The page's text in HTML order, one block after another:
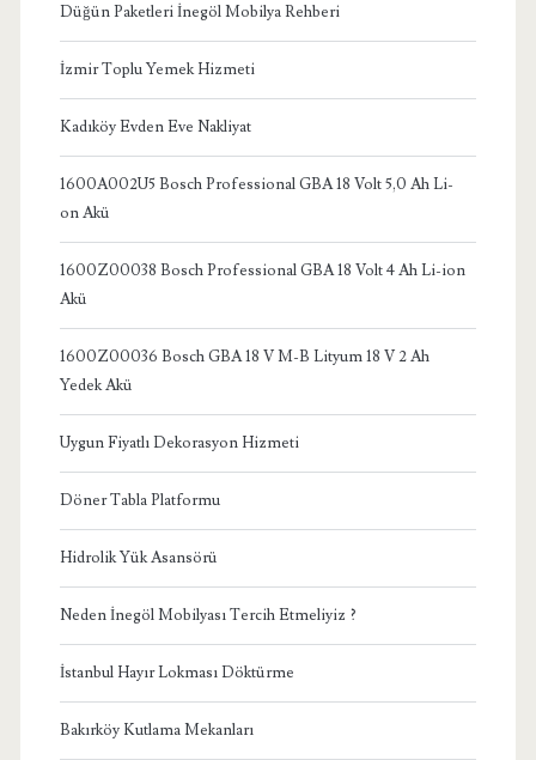
Düğün Paketleri İnegöl Mobilya Rehberi
İzmir Toplu Yemek Hizmeti
Kadıköy Evden Eve Nakliyat
1600A002U5 Bosch Professional GBA 18 Volt 5,0 Ah Li-
on Akü
1600Z00038 Bosch Professional GBA 18 Volt 4 Ah Li-ion
Akü
1600Z00036 Bosch GBA 18 V M-B Lityum 18 V 2 Ah
Yedek Akü
Uygun Fiyatlı Dekorasyon Hizmeti
Döner Tabla Platformu
Hidrolik Yük Asansörü
Neden İnegöl Mobilyası Tercih Etmeliyiz ?
İstanbul Hayır Lokması Döktürme
Bakırköy Kutlama Mekanları